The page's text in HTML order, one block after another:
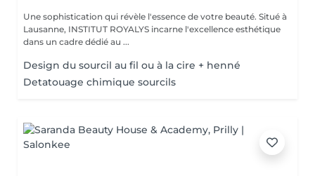
Une sophistication qui révèle l'essence de votre beauté. Situé à
Lausanne, INSTITUT ROYALYS incarne l'excellence esthétique
dans un cadre dédié au ...
Design du sourcil au fil ou à la cire + henné
Detatouage chimique sourcils